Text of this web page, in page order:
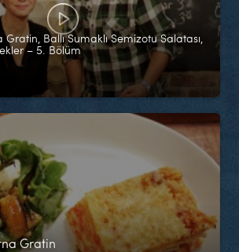
Ballı Sumaklı Semizotu Salatası,
– 5. Bölüm
Gratin